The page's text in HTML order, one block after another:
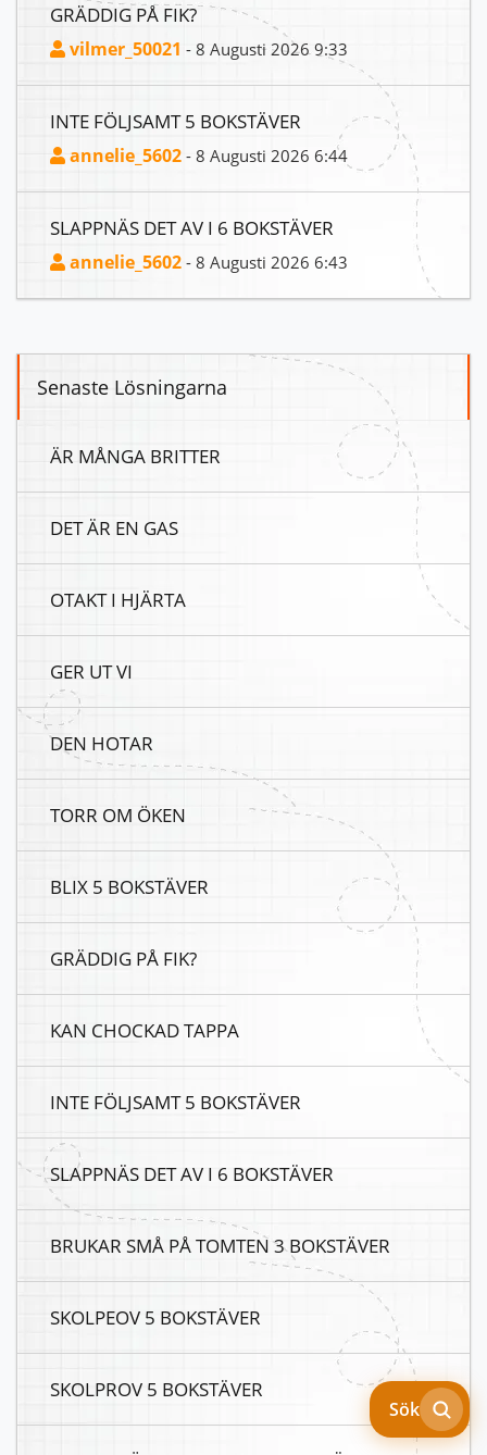
GRÄDDIG PÅ FIK?
vilmer_50021 - 8 Augusti 2026 9:33
INTE FÖLJSAMT 5 BOKSTÄVER
annelie_5602 - 8 Augusti 2026 6:44
SLAPPNÄS DET AV I 6 BOKSTÄVER
annelie_5602 - 8 Augusti 2026 6:43
Senaste Lösningarna
ÄR MÅNGA BRITTER
DET ÄR EN GAS
OTAKT I HJÄRTA
GER UT VI
DEN HOTAR
TORR OM ÖKEN
BLIX 5 BOKSTÄVER
GRÄDDIG PÅ FIK?
KAN CHOCKAD TAPPA
INTE FÖLJSAMT 5 BOKSTÄVER
SLAPPNÄS DET AV I 6 BOKSTÄVER
BRUKAR SMÅ PÅ TOMTEN 3 BOKSTÄVER
SKOLPEOV 5 BOKSTÄVER
SKOLPROV 5 BOKSTÄVER
Sök